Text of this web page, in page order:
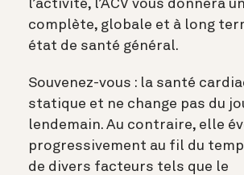
l’activité, l’ACV vous donnera
complète, globale et à long
état de santé général.
Souvenez-vous : la santé
statique et ne change pas du
lendemain. Au contraire, elle
progressivement au fil du
de divers facteurs tels que le